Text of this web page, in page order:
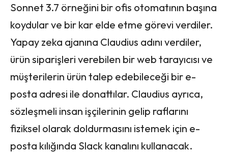
Sonnet 3.7 örneğini bir ofis otomatının başına
koydular ve bir kar elde etme görevi verdiler.
Yapay zeka ajanına Claudius adını verdiler,
ürün siparişleri verebilen bir web tarayıcısı ve
müşterilerin ürün talep edebileceği bir e-
posta adresi ile donattılar. Claudius ayrıca,
sözleşmeli insan işçilerinin gelip raflarını
fiziksel olarak doldurmasını istemek için e-
posta kılığında Slack kanalını kullanacak.